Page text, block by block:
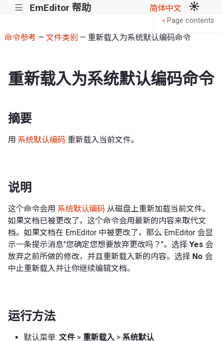
||| EmEditor 帮助 简体中文
命令参考 — 文件类别 — 重新载入为系统默认编码命令
重新载入为系统默认编码命令
摘要
用 系统默认编码 重新载入当前文件。
说明
这个命令会用 系统默认编码 从磁盘上重新加载当前文件。
如果文档已被更改了，这个命令会用最新的内容来取代文
档。如果文档在 EmEditor 中被更改了，那么 EmEditor 会显
示一条提示消息"您确定您想要放弃更改吗？"。选择 Yes 会
放弃之前所做的修改，并且重新载入新的内容。选择 No 会
中止重新载入并让你继续编辑文档。
运行方法
默认菜单: 文件 > 重新载入 > 系统默认
< Page contents